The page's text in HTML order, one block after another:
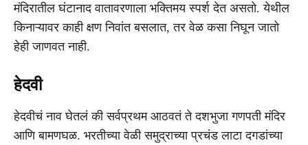
मंदिरातील घंटानाद वातावरणाला भक्तिमय स्पर्श देत असतो. येथील
किनाऱ्यावर काही क्षण निवांत बसलात, तर वेळ कसा निघून जातो
हेही जाणवत नाही.
हेदवी
हेदवीचं नाव घेतलं की सर्वप्रथम आठवतं ते दशभुजा गणपती मंदिर
आणि बामणघळ. भरतीच्या वेळी समुद्राच्या प्रचंड लाटा दगडांच्या